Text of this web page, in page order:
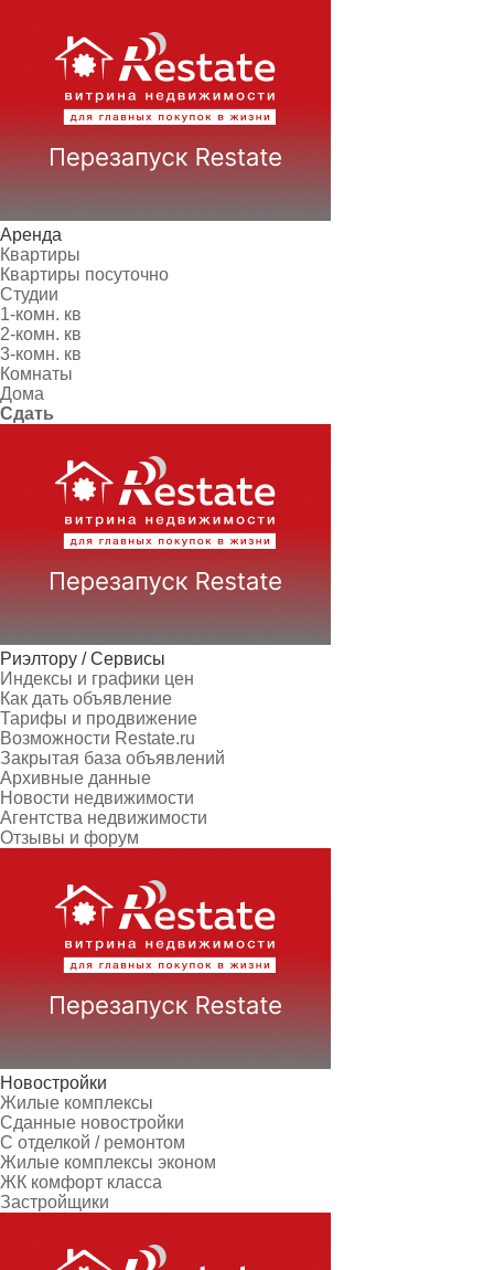
Аренда
Квартиры
Квартиры посуточно
Студии
1-комн. кв
2-комн. кв
3-комн. кв
Комнаты
Дома
Сдать
Риэлтору / Сервисы
Индексы и графики цен
Как дать объявление
Тарифы и продвижение
Возможности Restate.ru
Закрытая база объявлений
Архивные данные
Новости недвижимости
Агентства недвижимости
Отзывы и форум
Новостройки
Жилые комплексы
Сданные новостройки
С отделкой / ремонтом
Жилые комплексы эконом
ЖК комфорт класса
Застройщики